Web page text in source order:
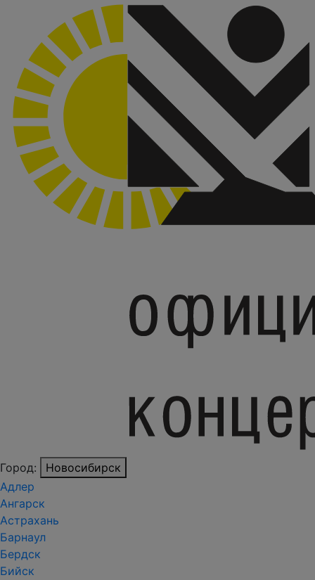
Город:
Новосибирск
Адлер
Ангарск
Астрахань
Барнаул
Бердск
Бийск